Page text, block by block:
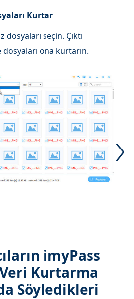
Kurtar
seçin. Çıktı
ona kurtarın.
imyPass
Kurtarma
Söyledikleri